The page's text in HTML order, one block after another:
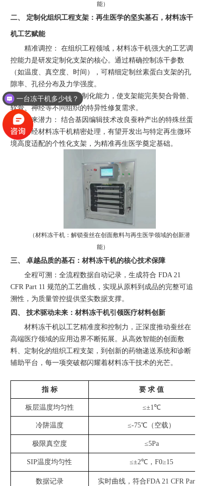
能）
二、 定制化组织工程支架：再生医学的坚实基石，材料冻干
机工艺赋能
精准调控：
在组织工程领域，材料冻干机强大的工艺调
控能力是研发定制化支架的核心。通过精确控制冻干参数
（如温度、真空度、时间），可精细定制丝素蛋白支架的孔
隙率、孔径分布及力学强度。
适配需求： 这种定制化能力，使支架能完美契合骨骼、
软骨、神经等不同组织的特异性修复需求。
未来潜力：
结合基因编辑技术改良蚕种产出的特殊丝蛋
白，再经材料冻干机精密处理，有望开发出与特定再生微环
境高度适配的个性化支架，为精准再生医学奠定基础。
（材料冻干机：解锁蚕丝在创面敷料与再生医学领域的创新潜
能）
三、
卓越品质的基石：材料冻干机的核心技术保障
全程可溯：全流程数据自动记录，生成符合 FDA 21
CFR Part 11 规范的工艺曲线，实现从原料到成品的完整可追
溯性，为质量管控提供坚实数据支撑。
四、
技术驱动未来：材料冻干机引领医疗材料创新
材料冻干机以工艺精准度和控制力，正深度推动蚕丝在
高端医疗领域的应用边界不断拓展。从高效智能的创面敷
料、定制化的组织工程支架，到创新的药物递送系统和诊断
辅助平台，每一项突破都闪耀着材料冻干技术的光芒。
指 标 要 求 值
板层温度均匀性 ≤±1℃
冷阱温度 ≤-75℃（空载）
极限真空度 ≤5Pa
SIP温度均匀性 ≤±2℃，F0≥15
数据记录 实时曲线，符合FDA 21 CFR Part 11
一台冻干机多少钱？